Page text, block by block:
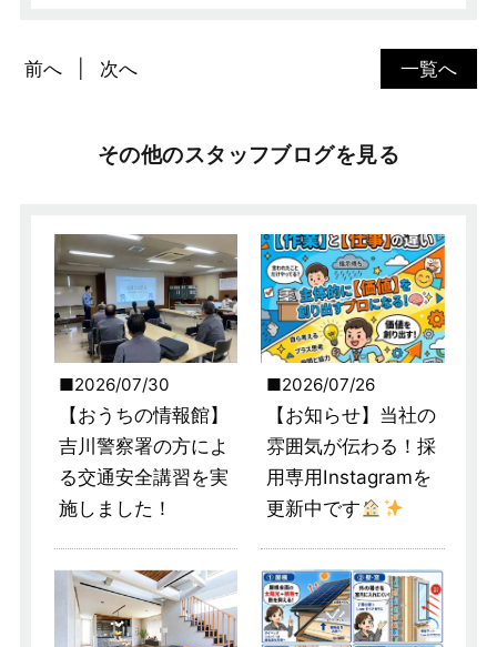
一覧へ
前へ 次へ
その他のスタッフブログを見る
2026/07/30
【おうちの情報館】
吉川警察署の方によ
る交通安全講習を実
施しました！
2026/07/26
【お知らせ】当社の
雰囲気が伝わる！採
用専用Instagramを
更新中です